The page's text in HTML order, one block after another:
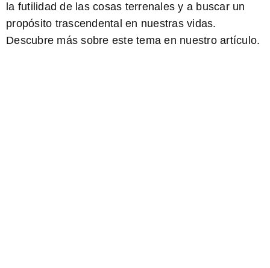
la futilidad de las cosas terrenales y a buscar un
propósito trascendental en nuestras vidas.
Descubre más sobre este tema en nuestro artículo.